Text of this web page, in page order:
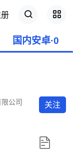
国内安卓·0
公司 关注